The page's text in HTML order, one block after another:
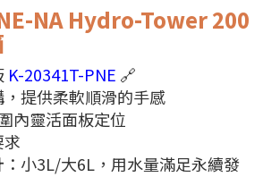
NA Hydro-Tower 200
K-20341T-PNE 🔗
，提供柔軟順滑的手感
內靈活面板定位
求
：小3L/大6L，用水量滿足永續發